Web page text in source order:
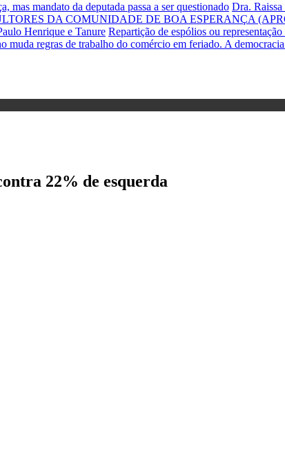
mas mandato da deputada passa a ser questionado Dra. Raissa
DA COMUNIDADE DE BOA ESPERANÇA
Henrique e Tanure Repartição de espólios ou
muda regras de trabalho do comércio em feriado. A
22% de esquerda